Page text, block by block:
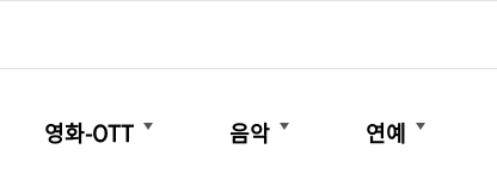
영화-OTT
더보기
음악
더보기
연예
더보기